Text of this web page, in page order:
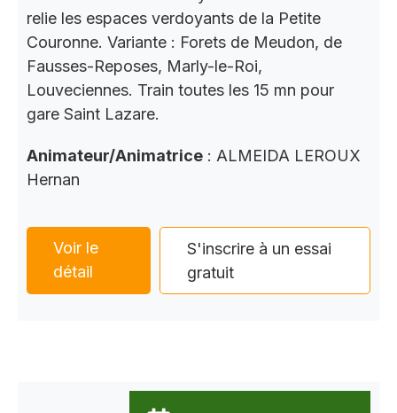
relie les espaces verdoyants de la Petite
Couronne. Variante : Forets de Meudon, de
Fausses-Reposes, Marly-le-Roi,
Louveciennes. Train toutes les 15 mn pour
gare Saint Lazare.
Animateur/Animatrice : ALMEIDA LEROUX
Hernan
Voir le
détail
S'inscrire à un essai
gratuit